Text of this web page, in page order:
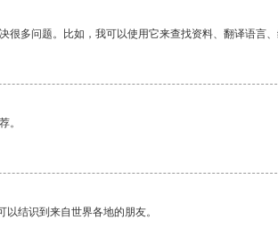
很多问题。比如，我可以使用它来查找资料、翻译语言、
。
结识到来自世界各地的朋友。